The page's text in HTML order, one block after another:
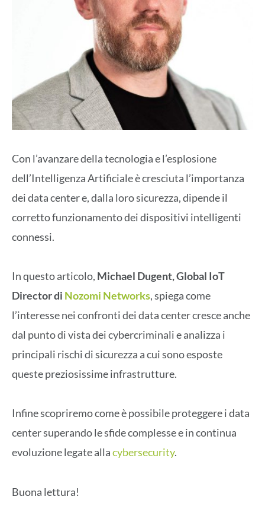
Con l’avanzare della tecnologia e l’esplosione
dell’Intelligenza Artificiale è cresciuta l’importanza
dei data center e, dalla loro sicurezza, dipende il
corretto funzionamento dei dispositivi intelligenti
connessi.
In questo articolo, Michael Dugent, Global IoT
Director di Nozomi Networks, spiega come
l’interesse nei confronti dei data center cresce anche
dal punto di vista dei cybercriminali e analizza i
principali rischi di sicurezza a cui sono esposte
queste preziosissime infrastrutture.
Infine scopriremo come è possibile proteggere i data
center superando le sfide complesse e in continua
evoluzione legate allacybersecurity.
Buona lettura!